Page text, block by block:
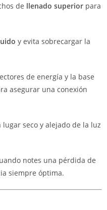
de llenado superior para
y evita sobrecargar la
de energía y la base
asegurar una conexión
lugar seco y alejado de la luz
notes una pérdida de
siempre óptima.